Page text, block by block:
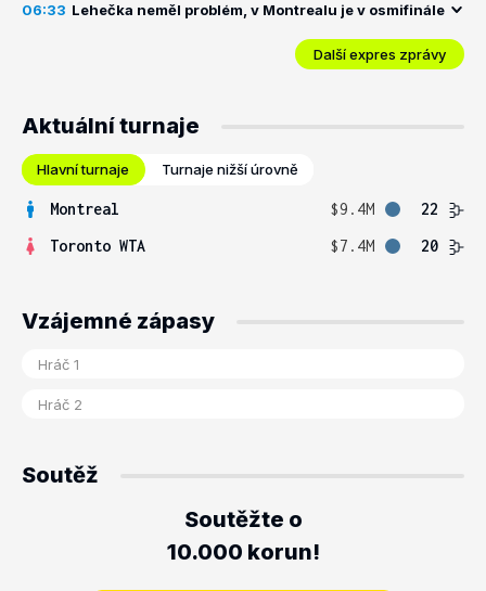
06:33 Lehečka neměl problém, v Montrealu je v osmifinále
Další expres zprávy
Aktuální turnaje
Hlavní turnaje Turnaje nižší úrovně
Montreal $9.4M
22
Toronto WTA
$7.4M 20
Vzájemné zápasy
Soutěž
Soutěžte o
10.000 korun!